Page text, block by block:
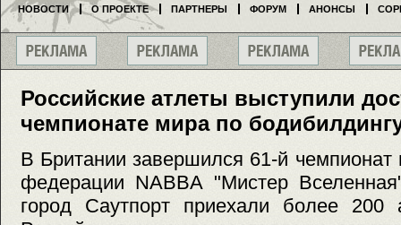
Российские атлеты выступили
чемпионате мира по
В Британии завершился 61-й чемпионат
федерации NABBA "Мистер
город Саутпорт приехали более 200
НОВОСТИ О ПРОЕКТЕ ПАРТНЕРЫ ФОРУМ АНОНСЫ